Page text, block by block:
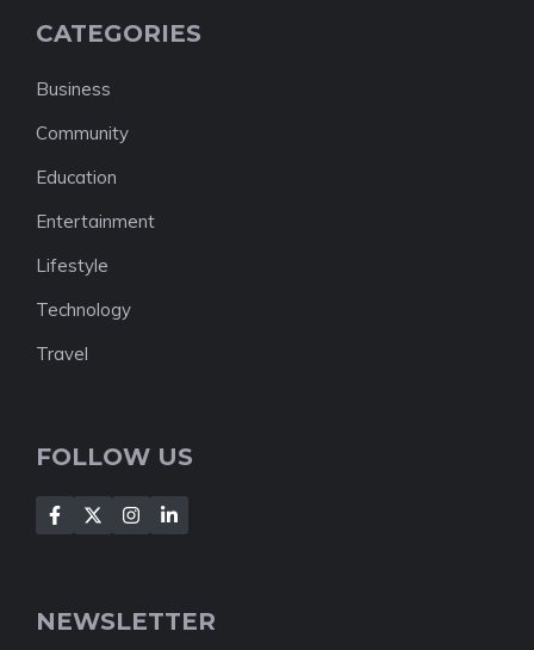
CATEGORIES
Business
Community
Education
Entertainment
Lifestyle
Technology
Travel
FOLLOW US
NEWSLETTER